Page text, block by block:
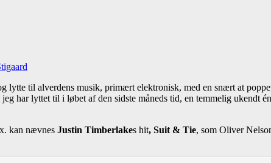
lytte til alverdens musik, primært elektronisk, med en snært at
har lyttet til i løbet af den sidste måneds tid, en temmelig ukendt
kan nævnes Justin Timberlakes hit, Suit & Tie, som Oliver